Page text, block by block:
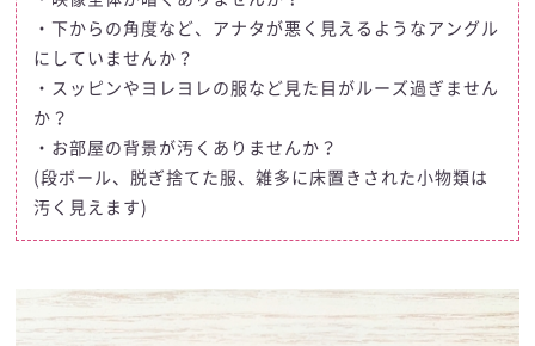
・下からの角度など、アナタが悪く見えるようなアングル
にしていませんか？
・スッピンやヨレヨレの服など見た目がルーズ過ぎません
か？
・お部屋の背景が汚くありませんか？
(段ボール、脱ぎ捨てた服、雑多に床置きされた小物類は
汚く見えます)